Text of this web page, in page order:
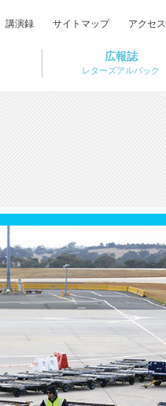
広報誌
レターズアルパック
講演録 サイトマップ アクセス